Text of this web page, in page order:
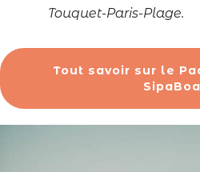
Touquet-Paris-Plage.
Tout savoir sur le